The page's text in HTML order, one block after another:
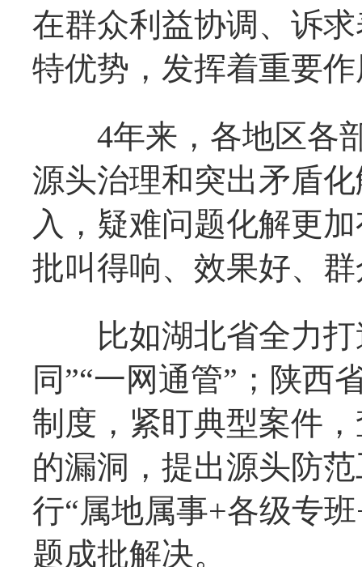
在群众利益协调、诉
特优势，发挥着重要
4年来，各地区各部
源头治理和突出矛盾
入，疑难问题化解更
批叫得响、效果好、
比如湖北省全力打
同”“一网通管”；陕西
制度，紧盯典型案件
的漏洞，提出源头防
行“属地属事+各级专
题成批解决。